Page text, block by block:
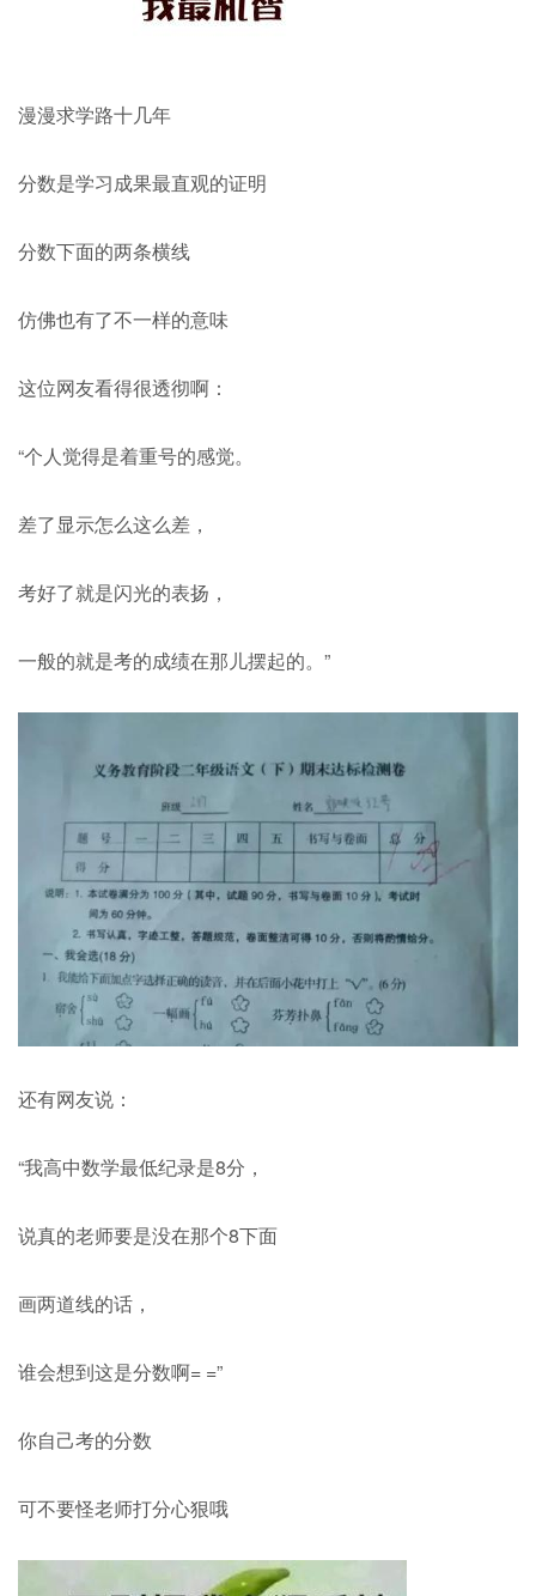
漫漫求学路十几年
分数是学习成果最直观的证明
分数下面的两条横线
仿佛也有了不一样的意味
这位网友看得很透彻啊：
“个人觉得是着重号的感觉。
差了显示怎么这么差，
考好了就是闪光的表扬，
一般的就是考的成绩在那儿摆起的。”
还有网友说：
“我高中数学最低纪录是8分，
说真的老师要是没在那个8下面
画两道线的话，
谁会想到这是分数啊= =”
你自己考的分数
可不要怪老师打分心狠哦